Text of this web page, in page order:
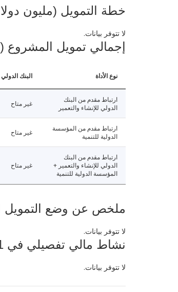
خطة التمويل (مليون
لا تتوفر بيانات.
إجمالي تمويل المشروع
نوع الأداة البنك
ارتباط مقدم من البنك
الدولي للإنشاء والتعمير
غير متاح
ارتباط مقدم من المؤسسة
الدولية للتنمية
غير متاح
ارتباط مقدم من البنك
الدولي للإنشاء والتعمير +
المؤسسة الدولية للتنمية
غير متاح
ملخص عن وضع التمويل
لا تتوفر بيانات.
نشاط مالي تفصيلي في 2026/07/31
لا تتوفر بيانات.